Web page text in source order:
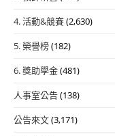
4. 活動&競賽(2,630)
5. 榮譽榜(182)
6. 獎助學金(481)
人事室公告(138)
公告來文(3,171)